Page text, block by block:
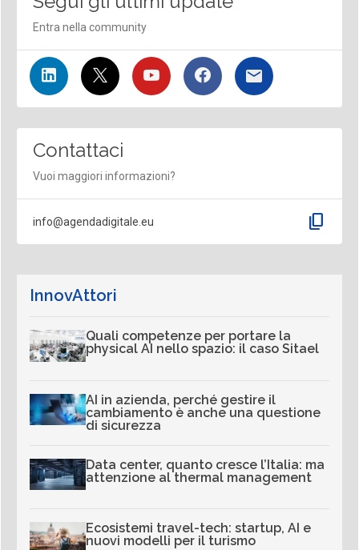
Entra nella community
Contattaci
Vuoi maggiori informazioni?
info@agendadigitale.eu content_copy
InnovAttori
Quali competenze per portare la
physical AI nello spazio: il caso Sitael
AI in azienda, perché gestire il
cambiamento è anche una questione
di sicurezza
Data center, quanto cresce l’Italia: ma
attenzione al thermal management
Ecosistemi travel-tech: startup, AI e
nuovi modelli per il turismo